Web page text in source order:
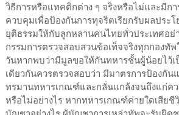
วิธีการหรือแทคติกต่าง ๆ จริงหรือไม่และมีกา
ควบคุมเพื่อป้องกันการทุจริตเรียกรับผลประ
ยุติธรรมให้กับลูกหลานคนไทยทั่วประเทศอย่
กรรมการตรวจสอบสวนข้อเท็จจริงทุกกองทัพ
วันหากพบว่ามีมูลขอให้กันทหารชั้นผู้น้อยไว้
เดียวกันควรตรวจสอบว่า มีมาตรการป้องกัน
ทรมานทหารเกณฑ์และกลั่นแกล้งจนถึงแก่ค
หรือไม่อย่างไร หากทหารเกณฑ์ค่ายใดเสียชี